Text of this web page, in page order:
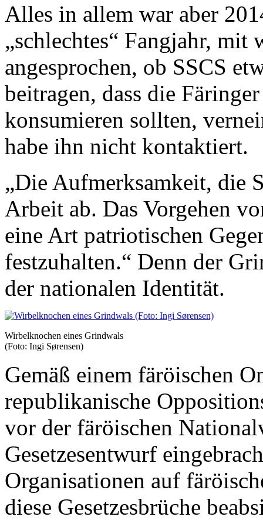
Alles in allem war aber
„schlechtes“ Fangjahr, mit
angesprochen, ob SSCS
beitragen, dass die
konsumieren sollten,
habe ihn nicht kontaktiert.
„Die Aufmerksamkeit, die
Arbeit ab. Das Vorgehen
eine Art patriotischen
festzuhalten.“ Denn der
der nationalen Identität.
Wirbelknochen eines Grindwals
(Foto: Ingi Sørensen)
Gemäß einem färöischen
republikanische
vor der färöischen
Gesetzesentwurf
Organisationen auf
diese Gesetzesbrüche